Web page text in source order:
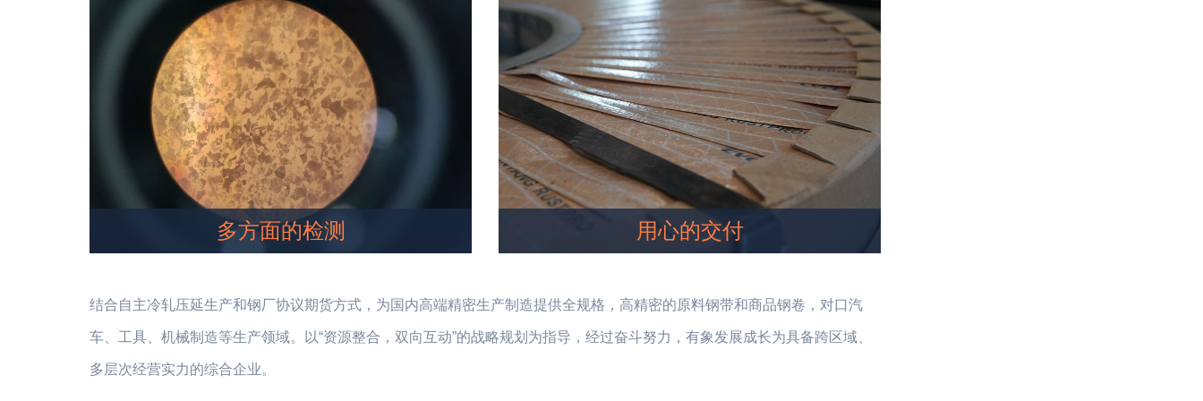
多方面的检测 用心的交付
结合自主冷轧压延生产和钢厂协议期货方式，为国内高端精密生产制造提供全规格，高精密的原料钢带和商品钢卷，对口汽
车、工具、机械制造等生产领域。以“资源整合，双向互动”的战略规划为指导，经过奋斗努力，有象发展成长为具备跨区域、
多层次经营实力的综合企业。